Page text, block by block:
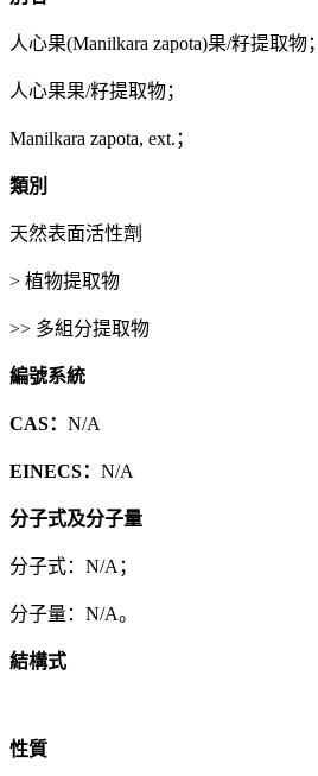
人心果(Manilkara zapota)果/籽提取物；
人心果果/籽提取物；
Manilkara zapota, ext.；
類別
天然表面活性劑
> 植物提取物
>> 多組分提取物
編號系統
CAS： N/A
EINECS： N/A
分子式及分子量
分子式：N/A；
分子量：N/A。
結構式
性質